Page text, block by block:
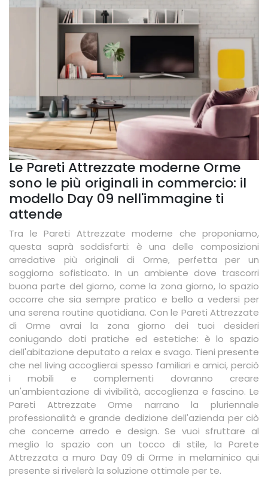
Le Pareti Attrezzate moderne Orme
sono le più originali in commercio: il
modello Day 09 nell'immagine ti
attende
Tra le Pareti Attrezzate moderne che proponiamo,
questa saprà soddisfarti: è una delle composizioni
arredative più originali di Orme, perfetta per un
soggiorno sofisticato. In un ambiente dove trascorri
buona parte del giorno, come la zona giorno, lo spazio
occorre che sia sempre pratico e bello a vedersi per
una serena routine quotidiana. Con le Pareti Attrezzate
di Orme avrai la zona giorno dei tuoi desideri
coniugando doti pratiche ed estetiche: è lo spazio
dell'abitazione deputato a relax e svago. Tieni presente
che nel living accoglierai spesso familiari e amici, perciò
i mobili e complementi dovranno creare
un'ambientazione di vivibilità, accoglienza e fascino. Le
Pareti Attrezzate Orme narrano la pluriennale
professionalità e grande dedizione dell'azienda per ciò
che concerne arredo e design. Se vuoi sfruttare al
meglio lo spazio con un tocco di stile, la Parete
Attrezzata a muro Day 09 di Orme in melaminico qui
presente si rivelerà la soluzione ottimale per te.